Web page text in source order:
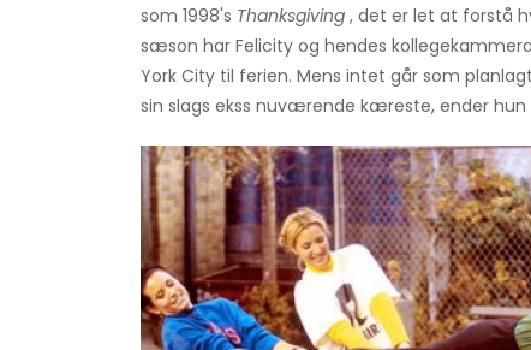
som 1998's Thanksgiving , det er let at forstå
sæson har Felicity og hendes
York City til ferien. Mens intet går som
sin slags ekss nuværende kæreste, ender